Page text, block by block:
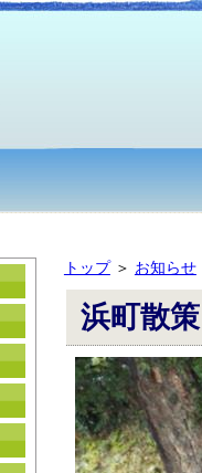
トップ＞ お知らせ
浜町散